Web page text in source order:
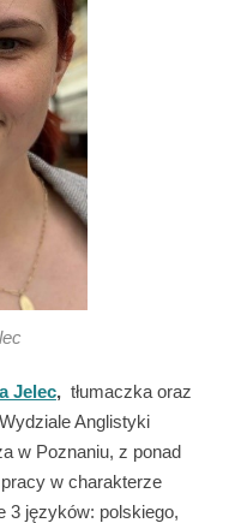
Jelec,tłumaczka oraz
Anglistyki
w Poznaniu, z ponad
w charakterze
3 języków: polskiego,